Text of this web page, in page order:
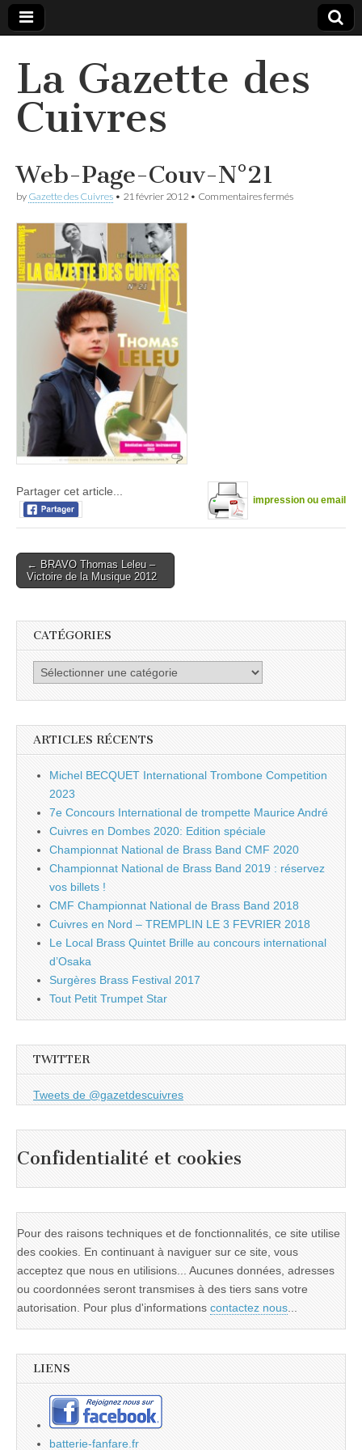
La Gazette des
Cuivres
Web-Page-Couv-N°21
by Gazette des Cuivres • 21 février 2012 • Commentaires ferméssur
impression ou email
Partager cet article...
Post
navigation
← BRAVO Thomas Leleu –
Victoire de la Musique 2012
CATÉGORIES
Catégories
ARTICLES RÉCENTS
Michel BECQUET International Trombone Competition
2023
7e Concours International de trompette Maurice André
Cuivres en Dombes 2020: Edition spéciale
Championnat National de Brass Band CMF 2020
Championnat National de Brass Band 2019 : réservez
vos billets !
CMF Championnat National de Brass Band 2018
Cuivres en Nord – TREMPLIN LE 3 FEVRIER 2018
Le Local Brass Quintet Brille au concours international
d’Osaka
Surgères Brass Festival 2017
Tout Petit Trumpet Star
TWITTER
Tweets de @gazetdescuivres
Confidentialité et cookies
Pour des raisons techniques et de fonctionnalités, ce site utilise
des cookies. En continuant à naviguer sur ce site, vous
acceptez que nous en utilisions... Aucunes données, adresses
ou coordonnées seront transmises à des tiers sans votre
autorisation. Pour plus d'informations contactez nous
LIENS
batterie-fanfare.fr